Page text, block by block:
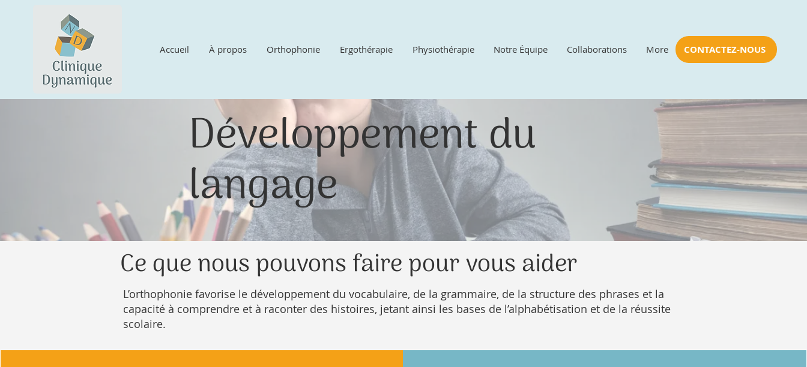
Accueil À propos Orthophonie Ergothérapie Physiothérapie Notre Équipe Collaborations More CONTACTEZ-NOUS
Développement du
langage
Ce que nous pouvons faire pour vous aider
L’orthophonie favorise le développement du vocabulaire, de la grammaire, de la structure des phrases et la
capacité à comprendre et à raconter des histoires, jetant ainsi les bases de l’alphabétisation et de la réussite
scolaire.